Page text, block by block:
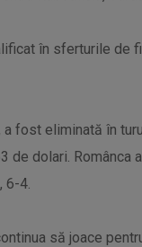
în sferturile de
fost eliminată în
de dolari.
6-4.
să joace